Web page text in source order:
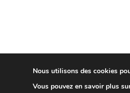
Nous utilisons des cookies
Vous pouvez en savoir plus